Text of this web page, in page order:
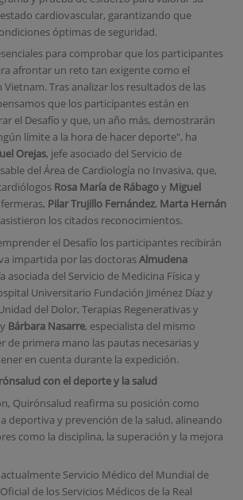
cardiovascular, garantizando que
óptimas de seguridad.
para comprobar que los participantes
afrontar un reto tan exigente como el
Tras analizar los resultados de las
que los participantes están en
el Desafío y que, un año más, demostrarán
límite a la hora de hacer deporte", ha
Orejas, jefe asociado del Servicio de
del Área de Cardiología no Invasiva, que,
Rosa María de Rábagoy Miguel
Pilar Trujillo Fernández, Marta Hernán
los citados reconocimientos.
el Desafío los participantes recibirán
impartida por las doctorasAlmudena
asociada del Servicio de Medicina Física y
Universitario Fundación Jiménez Díaz y
del Dolor, Terapias Regenerativas y
Bárbara Nasarre, especialista del mismo
de primera mano las pautas necesarias y
en cuenta durante la expedición.
con el deporte y la salud
Quirónsalud reafirma su posición como
deportiva y prevención de la salud, alineando
como la disciplina, la superación y la mejora
Servicio Médico del Mundial de
de los Servicios Médicos de la Real